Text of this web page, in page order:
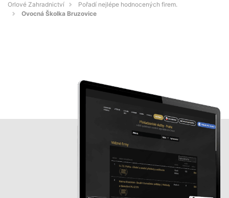
Orlové Zahradnictví
Pořadí nejlépe hodnocených firem.
Ovocná Školka Bruzovice